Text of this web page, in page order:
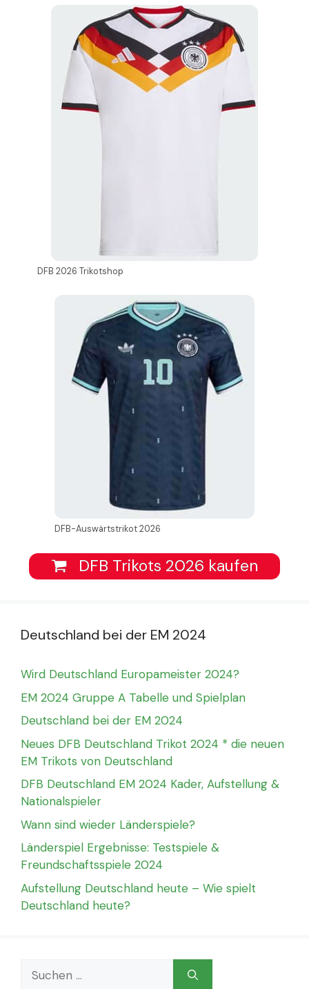
DFB 2026 Trikotshop
DFB-Auswärtstrikot 2026
DFB Trikots 2026 kaufen
Deutschland bei der EM 2024
Wird Deutschland Europameister 2024?
EM 2024 Gruppe A Tabelle und Spielplan
Deutschland bei der EM 2024
Neues DFB Deutschland Trikot 2024 * die neuen
EM Trikots von Deutschland
DFB Deutschland EM 2024 Kader, Aufstellung &
Nationalspieler
Wann sind wieder Länderspiele?
Länderspiel Ergebnisse: Testspiele &
Freundschaftsspiele 2024
Aufstellung Deutschland heute – Wie spielt
Deutschland heute?
Suchen
nach: